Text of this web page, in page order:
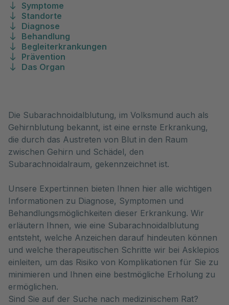
Symptome
Standorte
Diagnose
Behandlung
Begleiterkrankungen
Prävention
Das Organ
Die Subarachnoidalblutung, im Volksmund auch als
Gehirnblutung bekannt, ist eine ernste Erkrankung,
die durch das Austreten von Blut in den Raum
zwischen Gehirn und Schädel, den
Subarachnoidalraum, gekennzeichnet ist.
Unsere Expert:innen bieten Ihnen hier alle wichtigen
Informationen zu Diagnose, Symptomen und
Behandlungsmöglichkeiten dieser Erkrankung. Wir
erläutern Ihnen, wie eine Subarachnoidalblutung
entsteht, welche Anzeichen darauf hindeuten können
und welche therapeutischen Schritte wir bei Asklepios
einleiten, um das Risiko von Komplikationen für Sie zu
minimieren und Ihnen eine bestmögliche Erholung zu
ermöglichen.
Sind Sie auf der Suche nach medizinischem Rat?